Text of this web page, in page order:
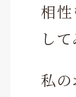
相
し
私